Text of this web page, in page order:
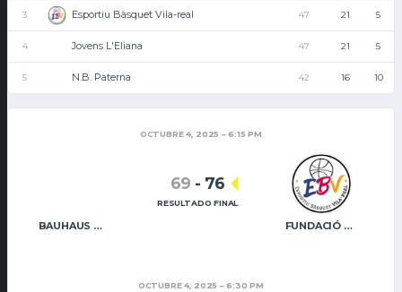
3 Esportiu Bàsquet Vila-real 47 21 5
4 Jovens L'Eliana 47 21 5
5 N.B. Paterna 42 16 10
OCTUBRE 4, 2025 6:15 PM
BAUHAUS GODELLA FUNDACIÓ CAIXA RURAL VILA-REAL
69 - 76
RESULTADO FINAL
OCTUBRE 4, 2025 6:30 PM